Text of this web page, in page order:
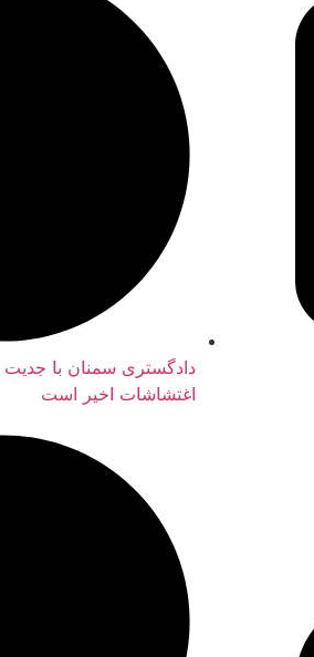
دادگستری سمنان با جدیت
اغتشاشات اخیر است